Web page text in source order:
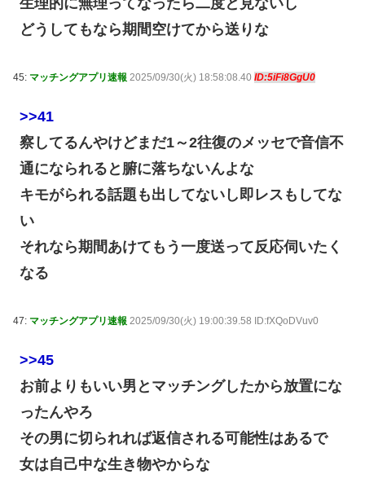
生理的に無理ってなったら二度と見ないし
どうしてもなら期間空けてから送りな
45: マッチングアプリ速報 2025/09/30(火) 18:58:08.40 ID:5iFi8GgU0
>>41
察してるんやけどまだ1～2往復のメッセで音信不
通になられると腑に落ちないんよな
キモがられる話題も出してないし即レスもしてな
い
それなら期間あけてもう一度送って反応伺いたく
なる
47: マッチングアプリ速報 2025/09/30(火) 19:00:39.58 ID:fXQoDVuv0
>>45
お前よりもいい男とマッチングしたから放置にな
ったんやろ
その男に切られれば返信される可能性はあるで
女は自己中な生き物やからな